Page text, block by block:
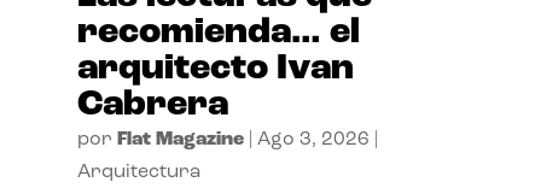
recomienda… el
arquitecto Ivan
Cabrera
por Flat Magazine| Ago 3, 2026
Arquitectura